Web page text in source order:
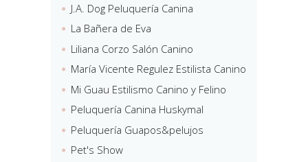
J.A. Dog Peluquería Canina
La Bañera de Eva
Liliana Corzo Salón Canino
María Vicente Regulez Estilista Canino
Mi Guau Estilismo Canino y Felino
Peluquería Canina Huskymal
Peluquería Guapos&pelujos
Pet's Show